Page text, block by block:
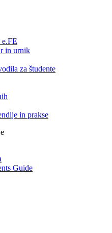
e.FE
in urnik
za študente
in prakse
Guide